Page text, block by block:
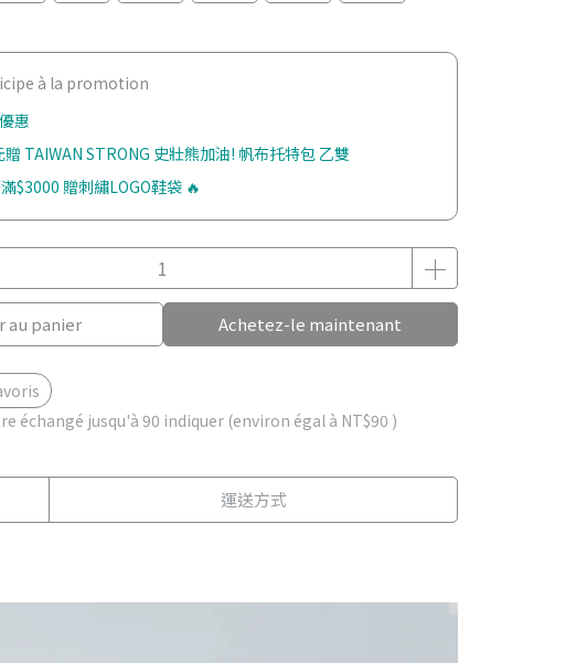
à la promotion
惠
TAIWAN STRONG 史壯熊加油! 帆布托特包 乙雙
$3000 贈刺繡LOGO鞋袋 🔥
au panier Achetez-le maintenant
échangé jusqu'à 90 indiquer (environ égal à NT$90 )
運送方式